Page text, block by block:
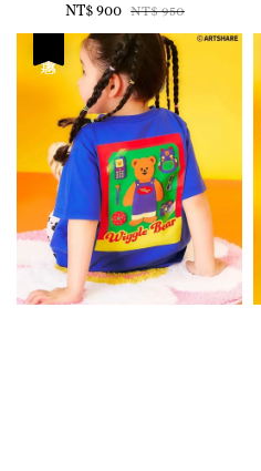
Sale
price
NT$ 900 Regular
price
NT$ 950